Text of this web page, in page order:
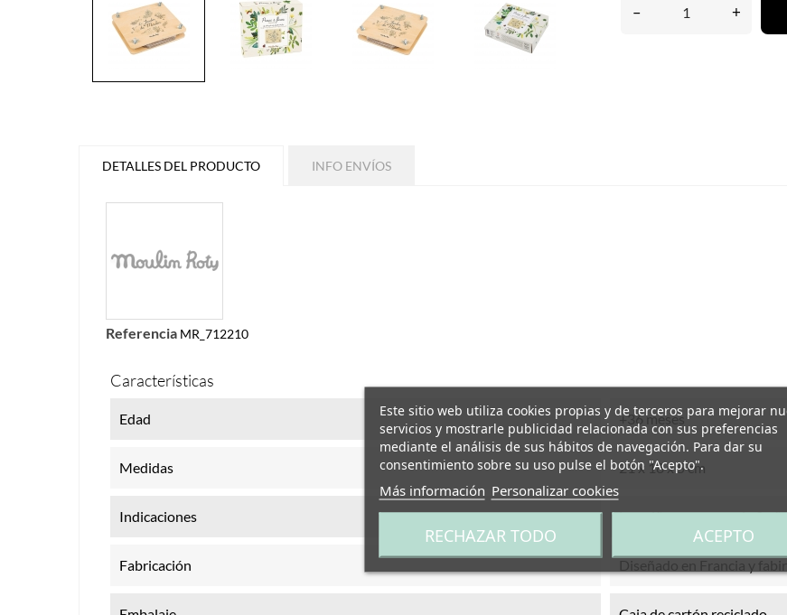
– +
DETALLES DEL PRODUCTO INFO ENVÍOS
Referencia MR_712210
Características
Edad +36 meses
Medidas 21 x 18 x 5 cm
Indicaciones Los niños menores de 3
Fabricación Diseñado en Francia y
Este sitio web utiliza cookies propias y de terceros para mejorar
servicios y mostrarle publicidad relacionada con sus preferencias
mediante el análisis de sus hábitos de navegación. Para dar su
consentimiento sobre su uso pulse el botón "Acepto".
Más información Personalizar cookies
RECHAZAR TODO ACEPTO